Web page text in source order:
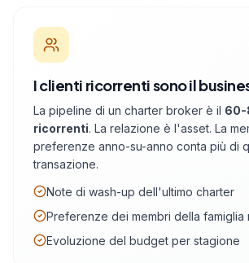
I clienti ricorrenti sono il
La pipeline di un charter broker è il 60-
ricorrenti. La relazione è l'asset. La
preferenze anno-su-anno conta più di
transazione.
Note di wash-up dell'ultimo charter
Preferenze dei membri della famiglia
Evoluzione del budget per stagione